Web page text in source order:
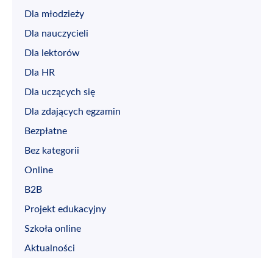
Dla młodzieży
Dla nauczycieli
Dla lektorów
Dla HR
Dla uczących się
Dla zdających egzamin
Bezpłatne
Bez kategorii
Online
B2B
Projekt edukacyjny
Szkoła online
Aktualności